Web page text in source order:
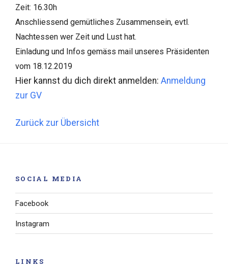
Zeit: 16.30h
Anschliessend gemütliches Zusammensein, evtl.
Nachtessen wer Zeit und Lust hat.
Einladung und Infos gemäss mail unseres Präsidenten
vom 18.12.2019
Hier kannst du dich direkt anmelden: Anmeldung
zur GV
Zurück zur Übersicht
SOCIAL MEDIA
Facebook
Instagram
LINKS